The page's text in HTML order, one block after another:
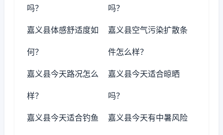
吗？ 吗？
嘉义县体感舒适度如
何？
嘉义县空气污染扩散条
件怎么样？
嘉义县今天路况怎么
样？
嘉义县今天适合晾晒
吗？
嘉义县今天适合钓鱼 嘉义县今天有中暑风险